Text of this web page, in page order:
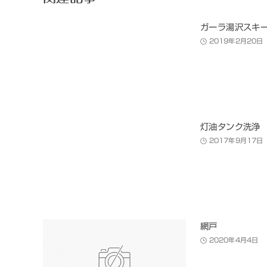
ガーラ湯沢スキ
2019年2月20日
灯油タンク洗浄
2017年9月17日
網戸
2020年4月4日